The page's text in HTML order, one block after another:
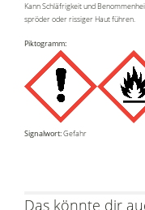
Kann Schläfrigkeit und
spröder oder rissiger Haut führen.
Piktogramm:
Signalwort:Gefahr
Das könnte dir